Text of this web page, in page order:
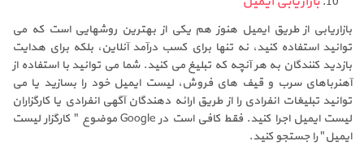
بازاریابی از طریق ایمیل هنوز هم یکی از بهترین روشهایی است که می
توانید استفاده کنید، نه تنها برای کسب درآمد آنلاین، بلکه برای هدایت
بازدید کنندگان به هر آنچه که تبلیغ می کنید. شما می توانید با استفاده از
آهنرباهای سرب و قیف های فروش، لیست ایمیل خود را بسازید یا می
توانید تبلیغات انفرادی را از طریق ارائه دهندگان آگهی انفرادی یا کارگزاران
لیست ایمیل اجرا کنید. فقط کافی است در Google موضوع " کارگزار لیست
ایمیل" را جستجو کنید.